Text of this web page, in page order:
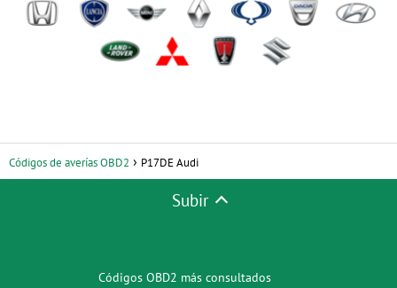
Códigos de averías OBD2 P17DE Audi
Subir
Códigos OBD2 más consultados